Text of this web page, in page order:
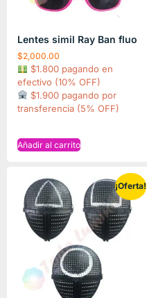
Lentes simil Ray Ban fluo
$2,000.00
$1.800 pagando en
efectivo (10% OFF)
$1.900 pagando por
transferencia (5% OFF)
Añadir al carrito
¡Oferta!